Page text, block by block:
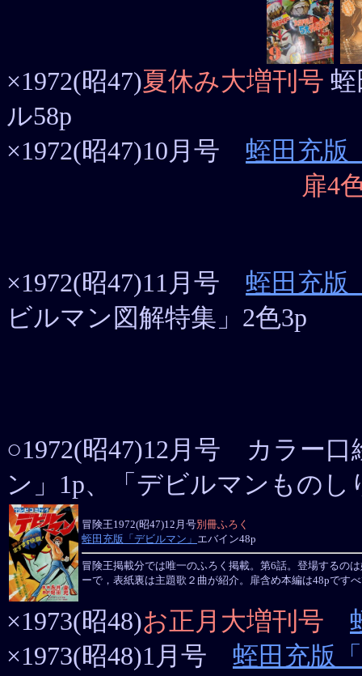
×1972(昭47)夏休み大増刊号
ル58p
×1972(昭47)10月号 蛭田充版
扉4
×1972(昭47)11月号 蛭田充版
ビルマン図解特集」2色3p
○1972(昭47)12月号 カラー
ン」1p、「デビルマンものし
冒険王1972(昭47)12月号別冊ふろく
蛭田充版「デビルマン」 エバイン48p
冒険王掲載分では唯一のふろく掲載。第6話。登場するの
ーで，表紙裏は主題歌２曲が紹介。扉含め本編は48pです
×1973(昭48)お正月大増刊号
×1973(昭48)1月号 蛭田充版